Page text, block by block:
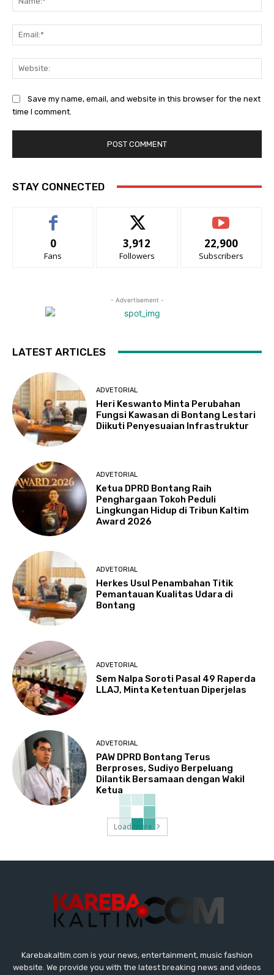
Save my name, email, and website in this browser for the next
time I comment.
STAY CONNECTED
0
Fans
3,912
Followers
22,900
Subscribers
- Advertisement -
LATEST ARTICLES
ADVETORIAL
Heri Keswanto Minta Perubahan
Fungsi Kawasan di Bontang Lestari
Diikuti Penyesuaian Infrastruktur
ADVETORIAL
Ketua DPRD Bontang Raih
Penghargaan Tokoh Peduli
Lingkungan Hidup di Tribun Kaltim
Award 2026
ADVETORIAL
Herkes Usul Penambahan Titik
Pemantauan Kualitas Udara di
Bontang
ADVETORIAL
Sem Nalpa Soroti Pasal 49 Raperda
LLAJ, Minta Ketentuan Diperjelas
ADVETORIAL
PAW DPRD Bontang Terus
Berproses, Sudiyo Berpeluang
Dilantik Bersamaan dengan Wakil
Ketua
Load more
Karebakaltim.com is your news, entertainment, music fashion
website. We provide you with the latest breaking news and videos